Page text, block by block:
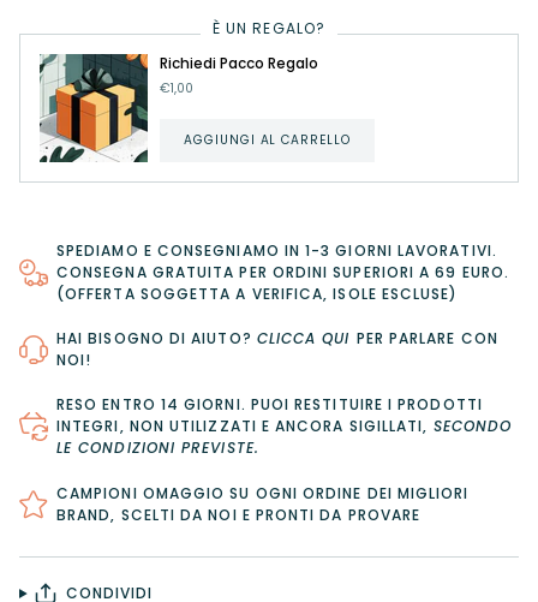
È UN REGALO?
Richiedi Pacco Regalo
€1,00
AGGIUNGI AL CARRELLO
SPEDIAMO E CONSEGNIAMO IN 1-3 GIORNI LAVORATIVI.
CONSEGNA GRATUITA PER ORDINI SUPERIORI A 69 EURO.
(OFFERTA SOGGETTA A VERIFICA, ISOLE ESCLUSE)
HAI BISOGNO DI AIUTO? CLICCA QUI PER PARLARE CON
NOI!
RESO ENTRO 14 GIORNI. PUOI RESTITUIRE I PRODOTTI
INTEGRI, NON UTILIZZATI E ANCORA SIGILLATI, SECONDO
LE CONDIZIONI PREVISTE.
CAMPIONI OMAGGIO SU OGNI ORDINE DEI MIGLIORI
BRAND, SCELTI DA NOI E PRONTI DA PROVARE
CONDIVIDI